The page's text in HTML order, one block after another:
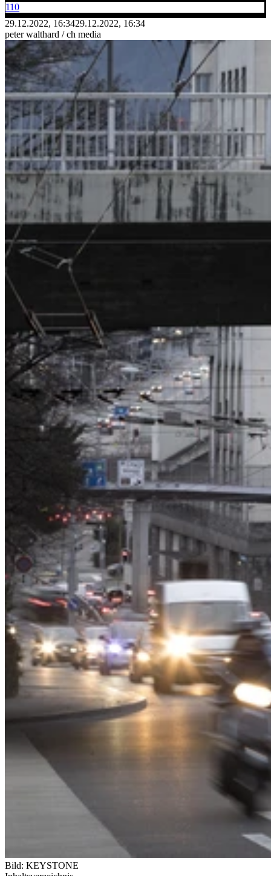
110
29.12.2022, 16:3429.12.2022, 16:34
peter walthard / ch media
Bild: KEYSTONE